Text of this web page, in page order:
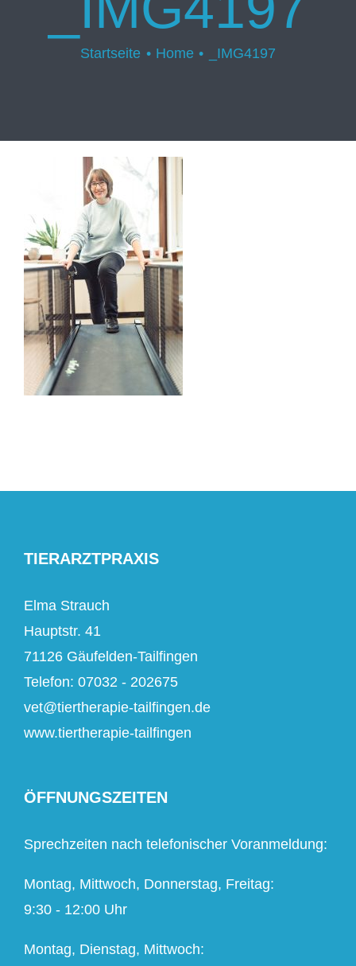
Startseite Home _IMG4197
TIERARZTPRAXIS
Elma Strauch
Hauptstr. 41
71126 Gäufelden-Tailfingen
Telefon: 07032 - 202675
vet@tiertherapie-tailfingen.de
www.tiertherapie-tailfingen
ÖFFNUNGSZEITEN
Sprechzeiten nach telefonischer Voranmeldung:
Montag, Mittwoch, Donnerstag, Freitag:
9:30 - 12:00 Uhr
Montag, Dienstag, Mittwoch: